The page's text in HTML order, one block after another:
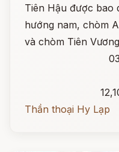
Tiên Hậu được bao
hướng nam, chòm
và chòm Tiên
Thần thoại Hy Lạp